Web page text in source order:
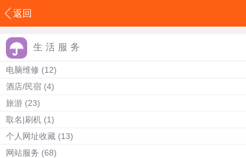
返回
生活服务
电脑维修 (12)
酒店/民宿 (4)
旅游 (23)
取名|刷机 (1)
个人网址收藏 (13)
网站服务 (68)